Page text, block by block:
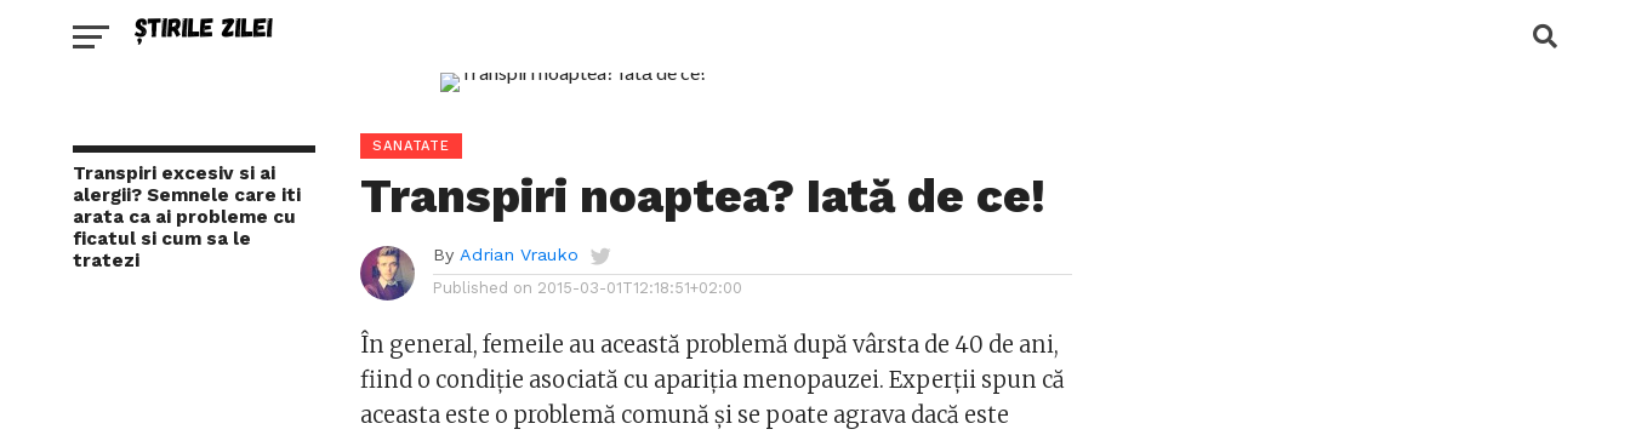
Transpiri excesiv si ai
alergii? Semnele care iti
arata ca ai probleme cu
ficatul si cum sa le
tratezi
SANATATE
Transpiri noaptea? Iată de ce!
By Adrian Vrauko
Published on 2015-03-01T12:18:51+02:00
În general, femeile au această problemă după vârsta de 40 de ani,
fiind o condiție asociată cu apariția menopauzei. Experții spun că
aceasta este o problemă comună și se poate agrava dacă este